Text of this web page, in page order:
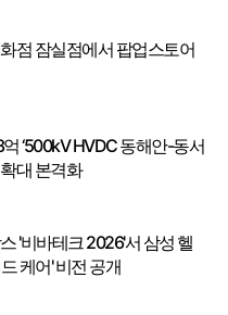
점 잠실점에서 팝업스토어
‘500kV HVDC 동해안-동서
대 본격화
'비바테크 2026'서 삼성 헬
케어' 비전 공개